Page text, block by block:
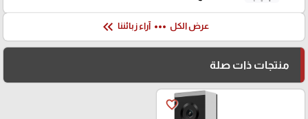
عرض الكل more_horiz آراء زبائننا keyboard_double_arrow_left
منتجات ذات صلة
favorite_border